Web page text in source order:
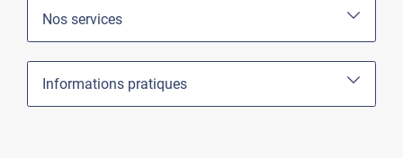
Nos services
Informations pratiques